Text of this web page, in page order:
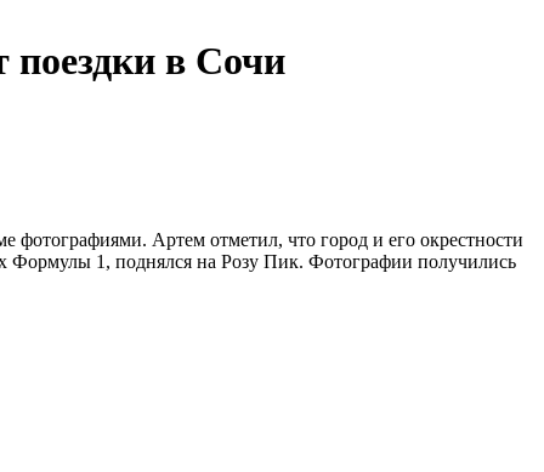
поездки в Сочи
Артем отметил, что город и его окрестности
Формулы 1, поднялся на Розу Пик. Фотографии получились